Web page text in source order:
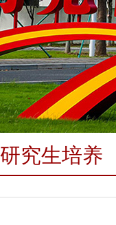
研究生培养